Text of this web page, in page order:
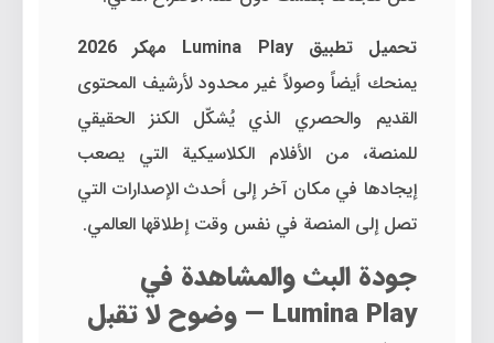
تحميل تطبيق Lumina Play مهكر 2026
يمنحك أيضاً وصولاً غير محدود لأرشيف المحتوى
القديم والحصري الذي يُشكّل الكنز الحقيقي
للمنصة، من الأفلام الكلاسيكية التي يصعب
إيجادها في مكان آخر إلى أحدث الإصدارات التي
تصل إلى المنصة في نفس وقت إطلاقها العالمي.
جودة البث والمشاهدة في
Lumina Play — وضوح لا تقبل